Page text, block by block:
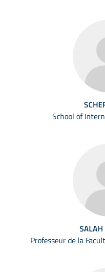
School of
Professeur de la